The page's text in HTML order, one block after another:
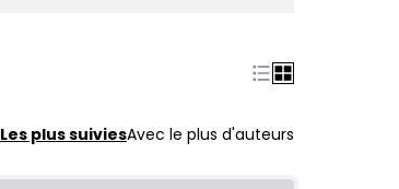
Les plus suiviesAvec le plus d'auteurs